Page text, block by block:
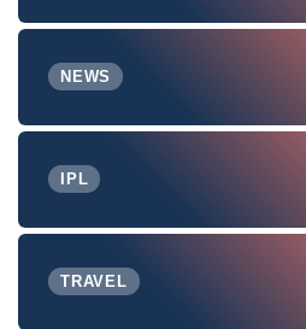
NEWS
IPL
TRAVEL